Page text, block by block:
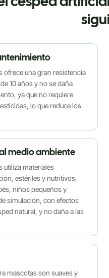
ofrece una gran resistencia
10 años y no se daña
ya que no requiere
lo que reduce los
medio ambiente
utiliza materiales
estériles y nutritivos,
niños pequeños y
simulación, con efectos
natural, y no daña a las
mascotas son suaves y